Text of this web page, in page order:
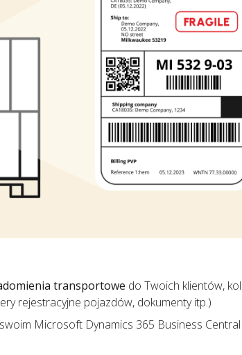
transportowe do Twoich klientów,
rejestracyjne pojazdów, dokumenty itp.)
Microsoft Dynamics 365 Business Central